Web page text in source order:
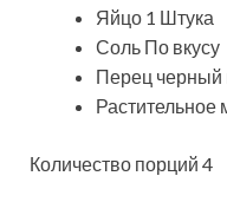
Яйцо 1 Штука
Соль По вкусу
Перец черный
Растительное
Количество порций 4